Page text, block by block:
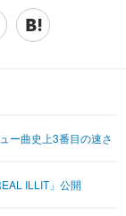
その他
・ドラマ
ブログ
その他
ー曲史上3番目の速さ
ILLIT」公開